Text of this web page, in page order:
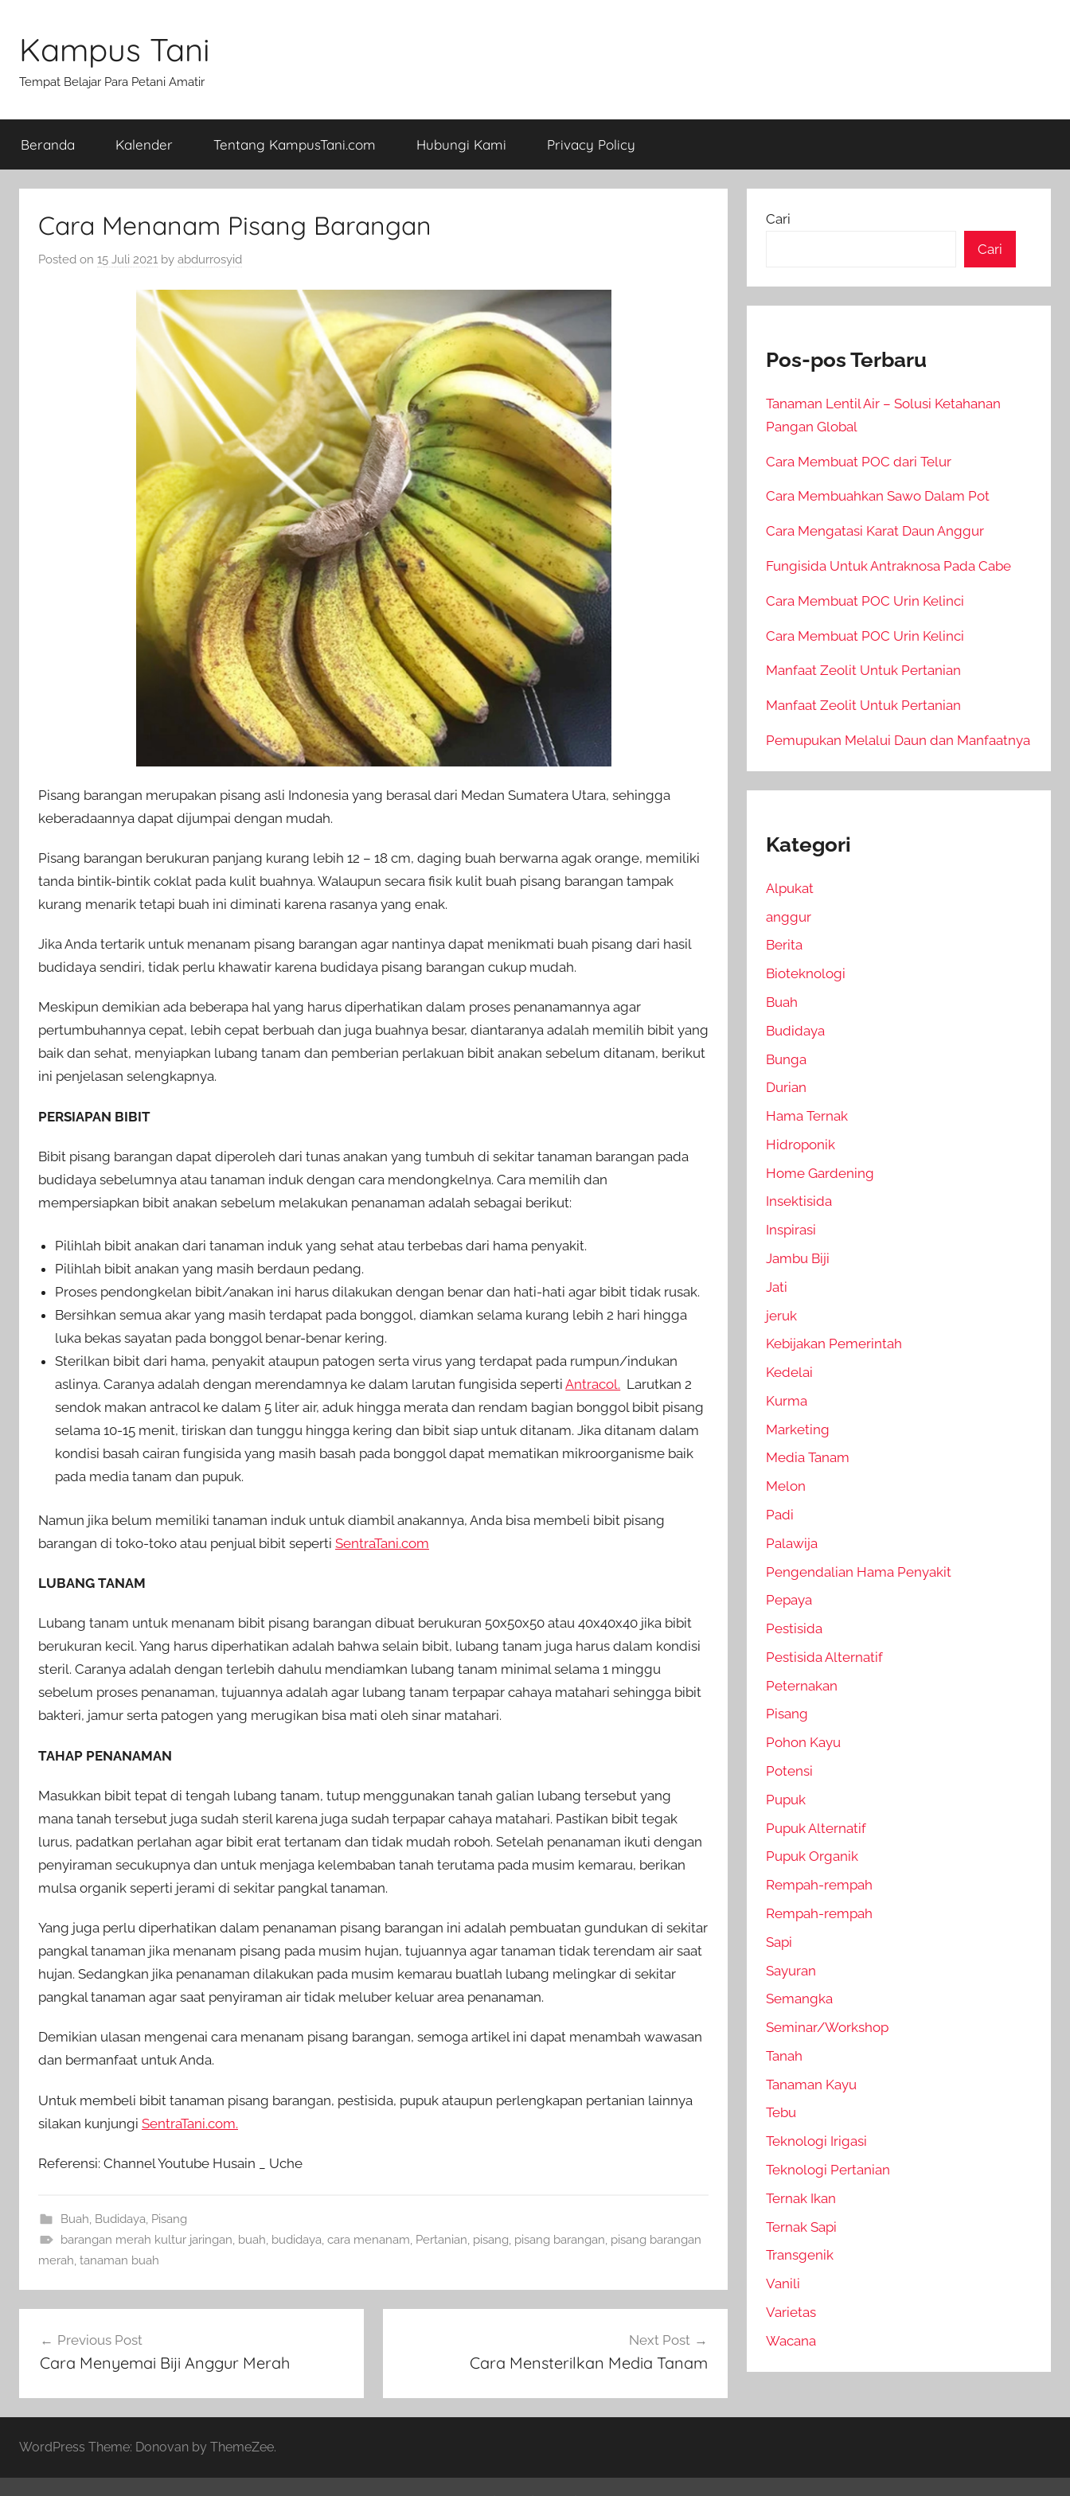
content
Kampus Tani
Tempat Belajar Para Petani Amatir
Beranda Kalender Tentang KampusTani.com Hubungi Kami Privacy Policy
Cara Menanam Pisang Barangan
Posted on 15 Juli 2021 by abdurrosyid
Pisang barangan merupakan pisang asli Indonesia yang berasal dari Medan Sumatera Utara, sehingga
keberadaannya dapat dijumpai dengan mudah.
Pisang barangan berukuran panjang kurang lebih 12 – 18 cm, daging buah berwarna agak orange, memiliki
tanda bintik-bintik coklat pada kulit buahnya. Walaupun secara fisik kulit buah pisang barangan tampak
kurang menarik tetapi buah ini diminati karena rasanya yang enak.
Jika Anda tertarik untuk menanam pisang barangan agar nantinya dapat menikmati buah pisang dari hasil
budidaya sendiri, tidak perlu khawatir karena budidaya pisang barangan cukup mudah.
Meskipun demikian ada beberapa hal yang harus diperhatikan dalam proses penanamannya agar
pertumbuhannya cepat, lebih cepat berbuah dan juga buahnya besar, diantaranya adalah memilih bibit yang
baik dan sehat, menyiapkan lubang tanam dan pemberian perlakuan bibit anakan sebelum ditanam, berikut
ini penjelasan selengkapnya.
PERSIAPAN BIBIT
Bibit pisang barangan dapat diperoleh dari tunas anakan yang tumbuh di sekitar tanaman barangan pada
budidaya sebelumnya atau tanaman induk dengan cara mendongkelnya. Cara memilih dan
mempersiapkan bibit anakan sebelum melakukan penanaman adalah sebagai berikut:
Pilihlah bibit anakan dari tanaman induk yang sehat atau terbebas dari hama penyakit.
Pilihlah bibit anakan yang masih berdaun pedang.
Proses pendongkelan bibit/anakan ini harus dilakukan dengan benar dan hati-hati agar bibit tidak rusak.
Bersihkan semua akar yang masih terdapat pada bonggol, diamkan selama kurang lebih 2 hari hingga
luka bekas sayatan pada bonggol benar-benar kering.
Sterilkan bibit dari hama, penyakit ataupun patogen serta virus yang terdapat pada rumpun/indukan
aslinya. Caranya adalah dengan merendamnya ke dalam larutan fungisida sepertiAntracol. Larutkan 2
sendok makan antracol ke dalam 5 liter air, aduk hingga merata dan rendam bagian bonggol bibit pisang
selama 10-15 menit, tiriskan dan tunggu hingga kering dan bibit siap untuk ditanam. Jika ditanam dalam
kondisi basah cairan fungisida yang masih basah pada bonggol dapat mematikan mikroorganisme baik
pada media tanam dan pupuk.
Namun jika belum memiliki tanaman induk untuk diambil anakannya, Anda bisa membeli bibit pisang
barangan di toko-toko atau penjual bibit seperti SentraTani.com
LUBANG TANAM
Lubang tanam untuk menanam bibit pisang barangan dibuat berukuran 50x50x50 atau 40x40x40 jika bibit
berukuran kecil. Yang harus diperhatikan adalah bahwa selain bibit, lubang tanam juga harus dalam kondisi
steril. Caranya adalah dengan terlebih dahulu mendiamkan lubang tanam minimal selama 1 minggu
sebelum proses penanaman, tujuannya adalah agar lubang tanam terpapar cahaya matahari sehingga bibit
bakteri, jamur serta patogen yang merugikan bisa mati oleh sinar matahari.
TAHAP PENANAMAN
Masukkan bibit tepat di tengah lubang tanam, tutup menggunakan tanah galian lubang tersebut yang
mana tanah tersebut juga sudah steril karena juga sudah terpapar cahaya matahari. Pastikan bibit tegak
lurus, padatkan perlahan agar bibit erat tertanam dan tidak mudah roboh. Setelah penanaman ikuti dengan
penyiraman secukupnya dan untuk menjaga kelembaban tanah terutama pada musim kemarau, berikan
mulsa organik seperti jerami di sekitar pangkal tanaman.
Yang juga perlu diperhatikan dalam penanaman pisang barangan ini adalah pembuatan gundukan di sekitar
pangkal tanaman jika menanam pisang pada musim hujan, tujuannya agar tanaman tidak terendam air saat
hujan. Sedangkan jika penanaman dilakukan pada musim kemarau buatlah lubang melingkar di sekitar
pangkal tanaman agar saat penyiraman air tidak meluber keluar area penanaman.
Demikian ulasan mengenai cara menanam pisang barangan, semoga artikel ini dapat menambah wawasan
dan bermanfaat untuk Anda.
Untuk membeli bibit tanaman pisang barangan, pestisida, pupuk ataupun perlengkapan pertanian lainnya
silakan kunjungi SentraTani.com.
Referensi: Channel Youtube Husain _ Uche
Buah, Budidaya, Pisang
barangan merah kultur jaringan, buah, budidaya, cara menanam, Pertanian, pisang, pisang barangan, pisang barangan
merah, tanaman buah
pos Previous Post
Cara Menyemai Biji Anggur Merah
Next Post
Cara Mensterilkan Media Tanam
Cari
Cari
Pos-pos Terbaru
Tanaman Lentil Air – Solusi Ketahanan
Pangan Global
Cara Membuat POC dari Telur
Cara Membuahkan Sawo Dalam Pot
Cara Mengatasi Karat Daun Anggur
Fungisida Untuk Antraknosa Pada Cabe
Cara Membuat POC Urin Kelinci
Cara Membuat POC Urin Kelinci
Manfaat Zeolit Untuk Pertanian
Manfaat Zeolit Untuk Pertanian
Pemupukan Melalui Daun dan Manfaatnya
Kategori
Alpukat
anggur
Berita
Bioteknologi
Buah
Budidaya
Bunga
Durian
Hama Ternak
Hidroponik
Home Gardening
Insektisida
Inspirasi
Jambu Biji
Jati
jeruk
Kebijakan Pemerintah
Kedelai
Kurma
Marketing
Media Tanam
Melon
Padi
Palawija
Pengendalian Hama Penyakit
Pepaya
Pestisida
Pestisida Alternatif
Peternakan
Pisang
Pohon Kayu
Potensi
Pupuk
Pupuk Alternatif
Pupuk Organik
Rempah-rempah
Rempah-rempah
Sapi
Sayuran
Semangka
Seminar/Workshop
Tanah
Tanaman Kayu
Tebu
Teknologi Irigasi
Teknologi Pertanian
Ternak Ikan
Ternak Sapi
Transgenik
Vanili
Varietas
Wacana
WordPress Theme: Donovan by ThemeZee.